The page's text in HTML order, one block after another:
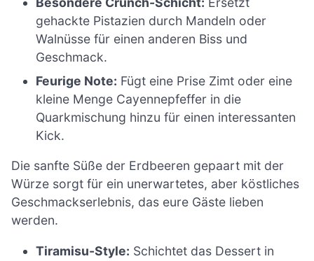
gehackte Pistazien durch Mandeln oder
Walnüsse für einen anderen Biss und
Geschmack.
Feurige Note: Fügt eine Prise Zimt oder eine
kleine Menge Cayennepfeffer in die
Quarkmischung hinzu für einen interessanten
Kick.
Die sanfte Süße der Erdbeeren gepaart mit der
Würze sorgt für ein unerwartetes, aber köstliches
Geschmackserlebnis, das eure Gäste lieben
werden.
Tiramisu-Style: Schichtet das Dessert in